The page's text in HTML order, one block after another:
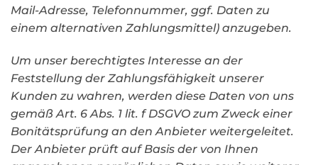
Mail-Adresse, Telefonnummer, ggf. Daten zu
einem alternativen Zahlungsmittel) anzugeben.
Um unser berechtigtes Interesse an der
Feststellung der Zahlungsfähigkeit unserer
Kunden zu wahren, werden diese Daten von uns
gemäß Art. 6 Abs. 1 lit. f DSGVO zum Zweck einer
Bonitätsprüfung an den Anbieter weitergeleitet.
Der Anbieter prüft auf Basis der von Ihnen